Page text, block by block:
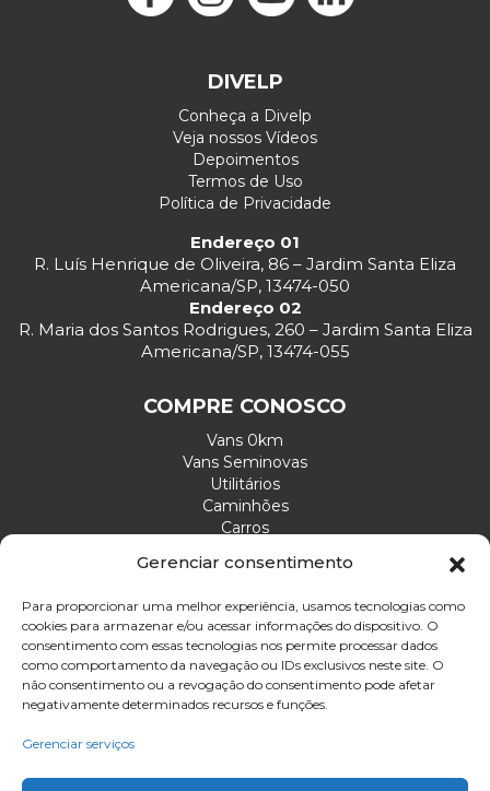
Gerenciar consentimento
Para proporcionar uma melhor experiência, usamos tecnologias como
cookies para armazenar e/ou acessar informações do dispositivo. O
consentimento com essas tecnologias nos permite processar dados
como comportamento da navegação ou IDs exclusivos neste site. O
não consentimento ou a revogação do consentimento pode afetar
negativamente determinados recursos e funções.
Gerenciar serviços
DIVELP
Conheça a Divelp
Veja nossos Vídeos
Depoimentos
Termos de Uso
Política de Privacidade
Endereço 01
R. Luís Henrique de Oliveira, 86 – Jardim Santa Eliza
Americana/SP, 13474-050
Endereço 02
R. Maria dos Santos Rodrigues, 260 – Jardim Santa Eliza
Americana/SP, 13474-055
COMPRE CONOSCO
Vans 0km
Vans Seminovas
Utilitários
Caminhões
Carros
Envie sua mensagem
Ligue agora: (19) 3465-3215
Email: divelp@divelp.com.br